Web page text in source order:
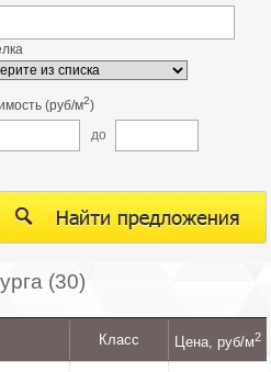
(руб/м2)
до
(30)
Класс Цена, руб/м2